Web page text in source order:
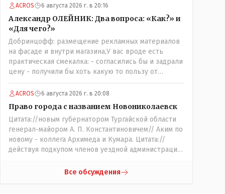
ономасты существуют)) Или тут тоже двойной
ACROS 6 августа 2026 г. в 20:16
Александр ОЛЕЙНИК: Два вопроса: «Как?» и
«Для чего?»
Добринцофф: размещение рекламных материалов
на фасаде и внутри магазина,У вас вроде есть
практическая смекалка: - согласились бы и задрали
цену - получили бы хоть какую то пользу от
будущих депутатов, как говориться- с паршивой
овцы хоть шерсти клок, тем более эта тётенька
партийных денег.- думаю сильно не торговалась
бы.
ACROS 6 августа 2026 г. в 20:08
Право города с названием Новониколаевск
Цитата://новым губернатором Тургайской области
генерал-майором А. П. Константиновичем// Аким по
новому - коллега Архимеда и Кумара. Цитата://
действуя подкупом членов уездной администрации,
участками,// Интересно: - тогда был
Все обсуждения